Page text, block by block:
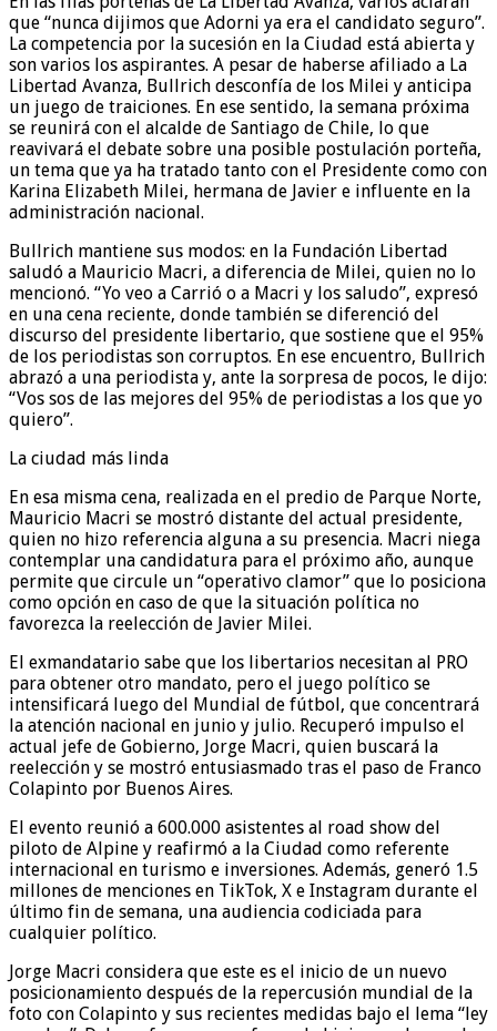
que “nunca dijimos que Adorni ya era el candidato seguro”.
La competencia por la sucesión en la Ciudad está abierta y
son varios los aspirantes. A pesar de haberse afiliado a La
Libertad Avanza, Bullrich desconfía de los Milei y anticipa
un juego de traiciones. En ese sentido, la semana próxima
se reunirá con el alcalde de Santiago de Chile, lo que
reavivará el debate sobre una posible postulación porteña,
un tema que ya ha tratado tanto con el Presidente como con
Karina Elizabeth Milei, hermana de Javier e influente en la
administración nacional.
Bullrich mantiene sus modos: en la Fundación Libertad
saludó a Mauricio Macri, a diferencia de Milei, quien no lo
mencionó. “Yo veo a Carrió o a Macri y los saludo”, expresó
en una cena reciente, donde también se diferenció del
discurso del presidente libertario, que sostiene que el 95%
de los periodistas son corruptos. En ese encuentro, Bullrich
abrazó a una periodista y, ante la sorpresa de pocos, le dijo:
“Vos sos de las mejores del 95% de periodistas a los que yo
quiero”.
La ciudad más linda
En esa misma cena, realizada en el predio de Parque Norte,
Mauricio Macri se mostró distante del actual presidente,
quien no hizo referencia alguna a su presencia. Macri niega
contemplar una candidatura para el próximo año, aunque
permite que circule un “operativo clamor” que lo posiciona
como opción en caso de que la situación política no
favorezca la reelección de Javier Milei.
El exmandatario sabe que los libertarios necesitan al PRO
para obtener otro mandato, pero el juego político se
intensificará luego del Mundial de fútbol, que concentrará
la atención nacional en junio y julio. Recuperó impulso el
actual jefe de Gobierno, Jorge Macri, quien buscará la
reelección y se mostró entusiasmado tras el paso de Franco
Colapinto por Buenos Aires.
El evento reunió a 600.000 asistentes al road show del
piloto de Alpine y reafirmó a la Ciudad como referente
internacional en turismo e inversiones. Además, generó 1.5
millones de menciones en TikTok, X e Instagram durante el
último fin de semana, una audiencia codiciada para
cualquier político.
Jorge Macri considera que este es el inicio de un nuevo
posicionamiento después de la repercusión mundial de la
foto con Colapinto y sus recientes medidas bajo el lema “ley